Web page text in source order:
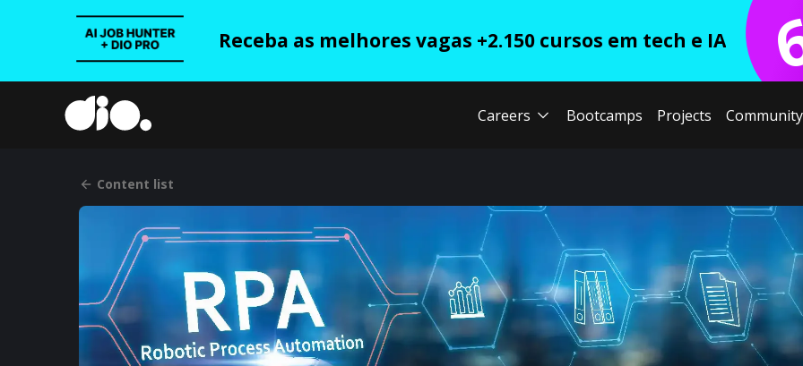
Receba as melhores vagas +2.150 cursos em tech e IA
Careers Bootcamps Projects Community
Content list